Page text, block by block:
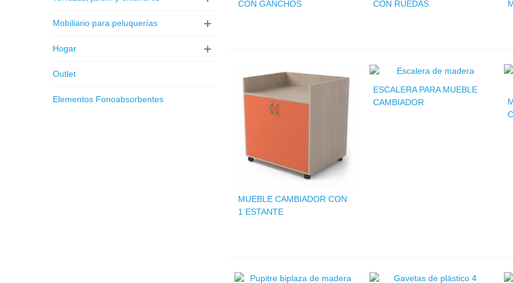
Mobiliario para peluquerías
Hogar
Outlet
Elementos Fonoabsorbentes
CON GANCHOS
CON RUEDAS
MUEBLE CAMBIADOR CON
1 ESTANTE
ESCALERA PARA MUEBLE
CAMBIADOR